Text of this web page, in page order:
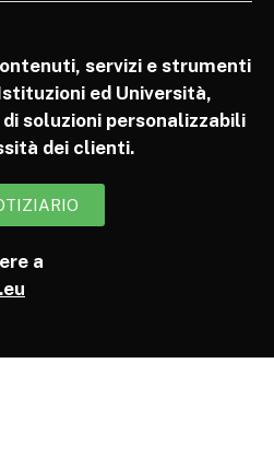
servizi e strumenti
ed Università,
soluzioni personalizzabili
dei clienti.
a